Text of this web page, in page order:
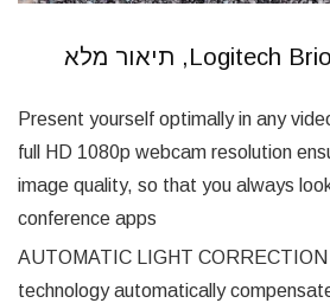
Present yourself optimally in any
full HD 1080p webcam resolution
image quality, so that you always
conference apps
AUTOMATIC LIGHT
technology automatically